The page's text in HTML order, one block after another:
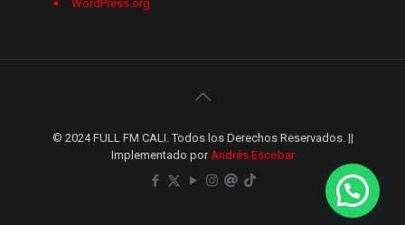
WordPress.org
© 2024 FULL FM CALI. Todos los Derechos Reservados. ||
Implementado por Andrés Escobar